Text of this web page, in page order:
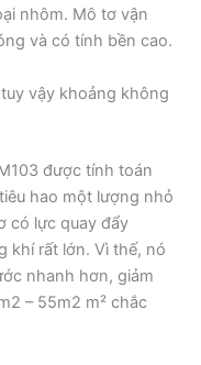
nhôm. Mô tơ vận
và có tính bền cao.
vậy khoảng không
được tính toán
hao một lượng nhỏ
có lực quay đẩy
khí rất lớn. Vì thế, nó
nhanh hơn, giảm
– 55m2 m² chắc